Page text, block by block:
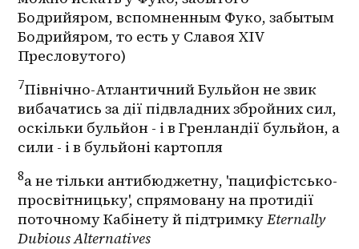
Бодрийяром, вспомненным Фуко, забытым
Бодрийяром, то есть у Славоя XIV
Пресловутого)
7Північно-Атлантичний Бульйон не звик
вибачатись за дії підвладних збройних сил,
оскільки бульйон - і в Гренландії бульйон, а
сили - і в бульйоні картопля
8а не тільки антибюджетну, 'пацифістсько-
просвітницьку', спрямовану на протидії
поточному Кабінету й підтримку Eternally
Dubious Alternatives